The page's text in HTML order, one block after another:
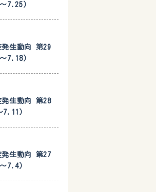
7.25）
発生動向 第29
7.18）
発生動向 第28
）
発生動向 第27
7.4）